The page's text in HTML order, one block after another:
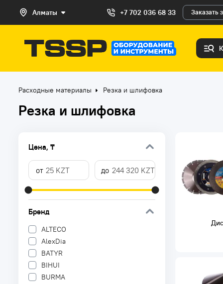
Алматы +7 702 036 68 33 Заказать
Расходные материалы Резка и шлифовка
Резка и шлифовка
Цена, ₸
Бренд
ALTECO
AlexDia
BATYR
BIHUI
BURMA